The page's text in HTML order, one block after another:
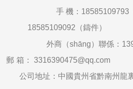
手機：18585109793
18585109092（鑄件）
外商（shāng）聯係：
郵 箱 ：3316390475@qq.com
公司地址：中國貴州省黔南州龍